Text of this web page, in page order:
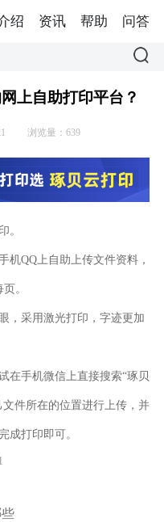
上自助打印平台？
浏览量：639
。
机QQ上自助上传文件资料，
。
，采用激光打印，字迹更加
在手机微信上直接搜索“琢贝
件所在的位置进行上传，并
成打印即可。
绍 资讯 帮助 问答